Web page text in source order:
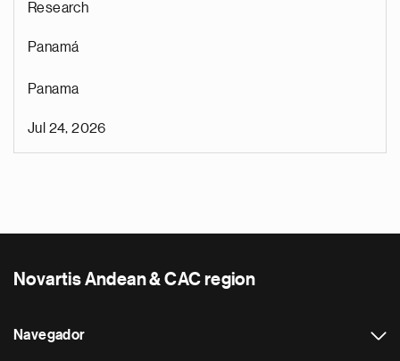
Research
Panamá
Panama
Jul 24, 2026
Novartis Andean & CAC region
Navegador